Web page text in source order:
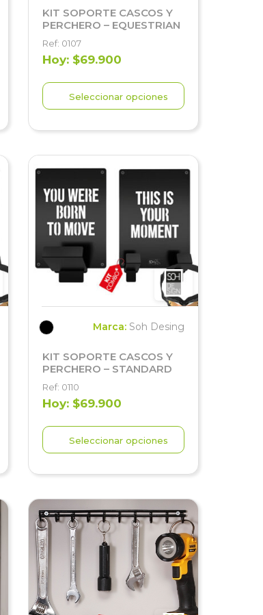
KIT SOPORTE CASCOS Y
PERCHERO – EQUESTRIAN
Ref: 0107
Hoy: $69.900
Seleccionar opciones
Marca: Soh Desing
KIT SOPORTE CASCOS Y
PERCHERO – STANDARD
Ref: 0110
Hoy: $69.900
Seleccionar opciones